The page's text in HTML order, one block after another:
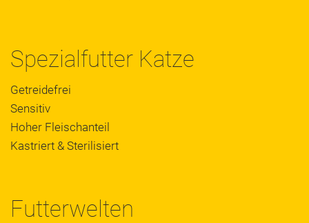
Spezialfutter Katze
Getreidefrei
Sensitiv
Hoher Fleischanteil
Kastriert & Sterilisiert
Futterwelten